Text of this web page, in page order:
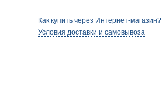
Как купить через Интернет-магазин?
Условия доставки и самовывоза